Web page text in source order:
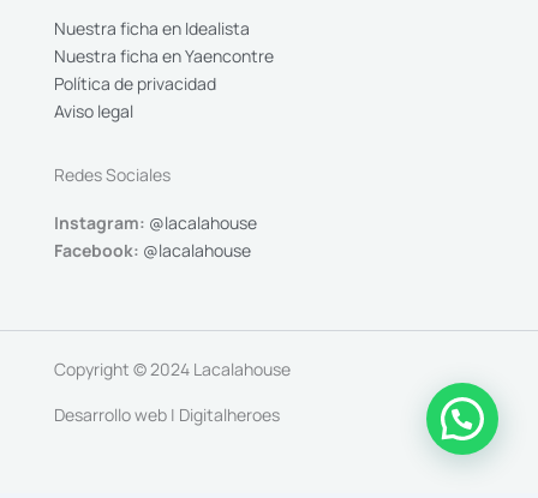
Nuestra ficha en Idealista
Nuestra ficha en Yaencontre
Política de privacidad
Aviso legal
Redes Sociales
Instagram: @lacalahouse
Facebook: @lacalahouse
Copyright © 2024 Lacalahouse
Desarrollo web | Digitalheroes